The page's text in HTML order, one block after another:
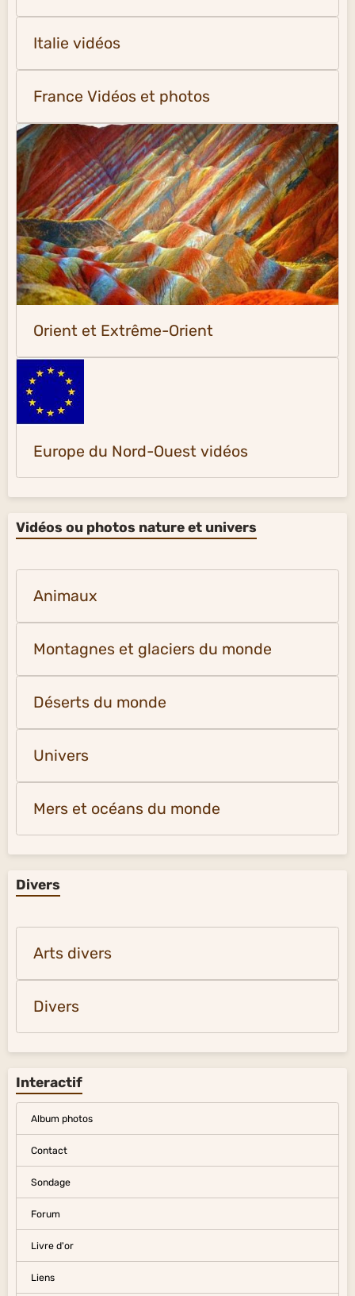
Italie vidéos
France Vidéos et photos
Orient et Extrême-Orient
Europe du Nord-Ouest vidéos
Vidéos ou photos nature et univers
Animaux
Montagnes et glaciers du monde
Déserts du monde
Univers
Mers et océans du monde
Divers
Arts divers
Divers
Interactif
Album photos
Contact
Sondage
Forum
Livre d'or
Liens